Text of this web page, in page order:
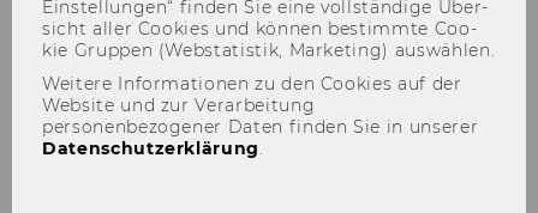
fun­den wer­den.
Bitte über­prü­fen Sie die Adres­se und ver­su­chen
Sie es er­neut.
Hier geht es zur WU Home­page
Ein­stel­lun­gen“ fin­den Sie eine voll­stän­di­ge Über­
sicht aller Coo­kies und kön­nen be­stimm­te Coo­
kie Grup­pen (Web­sta­tis­tik, Mar­ke­ting) aus­wäh­len.
Weitere Informationen zu den Cookies auf der
Website und zur Verarbeitung
personenbezogener Daten finden Sie in unserer
Datenschutzerklärung.